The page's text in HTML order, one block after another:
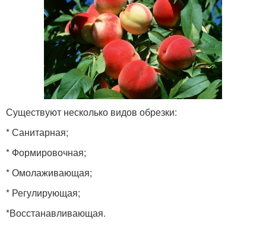
Существуют несколько видов обрезки:
* Санитарная;
* Формировочная;
* Омолаживающая;
* Регулирующая;
*Восстанавливающая.